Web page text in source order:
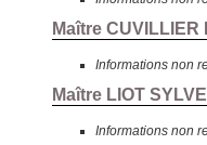
Maître CUVILLIER
Informations non
Maître LIOT
Informations non